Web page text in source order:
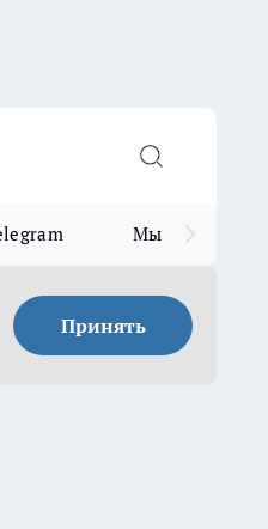
Мы в MAX
Принять